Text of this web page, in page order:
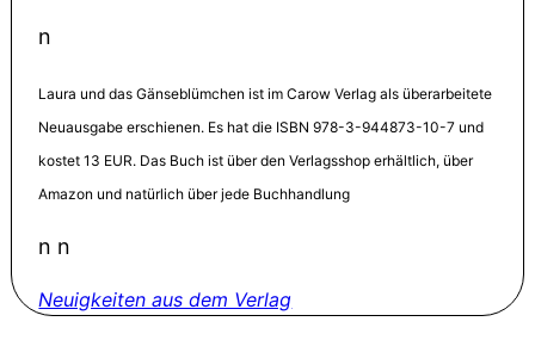
n
Laura und das Gänseblümchen ist im Carow Verlag als überarbeitete
Neuausgabe erschienen. Es hat die ISBN 978-3-944873-10-7 und
kostet 13 EUR. Das Buch ist über den Verlagsshop erhältlich, über
Amazon und natürlich über jede Buchhandlung
n n
Neuigkeiten aus dem Verlag